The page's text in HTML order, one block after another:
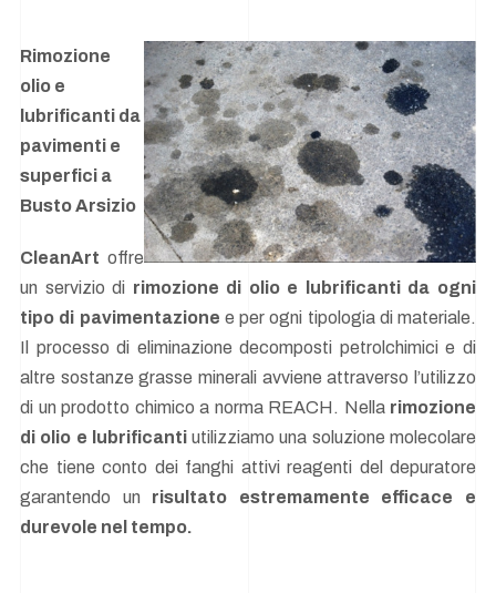
Rimozione
olio e
lubrificanti da
pavimenti e
superfici a
Busto Arsizio
CleanArt offre
un servizio di rimozione di olio e lubrificanti da ogni
tipo di pavimentazione e per ogni tipologia di materiale.
Il processo di eliminazione decomposti petrolchimici e di
altre sostanze grasse minerali avviene attraverso l’utilizzo
di un prodotto chimico a norma REACH. Nella rimozione
di olio e lubrificantiutilizziamo una soluzione molecolare
che tiene conto dei fanghi attivi reagenti del depuratore
garantendo un risultato estremamente efficace e
durevole nel tempo.